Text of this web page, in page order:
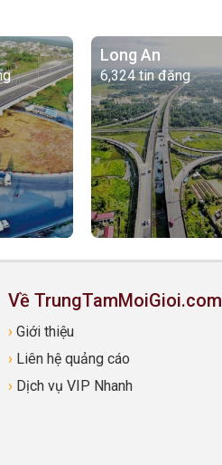
Long An
6,324 tin đăng
Về TrungTamMoiGioi.com
› Giới thiệu
› Liên hệ quảng cáo
› Dịch vụ VIP Nhanh